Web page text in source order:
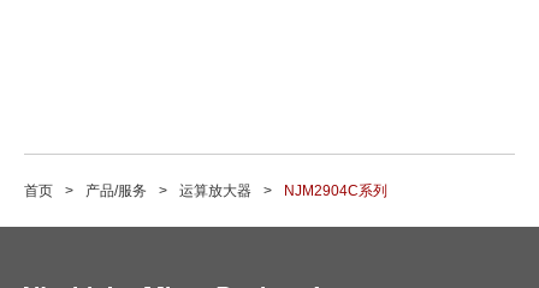
首页 产品/服务 运算放大器 NJM2904C系列